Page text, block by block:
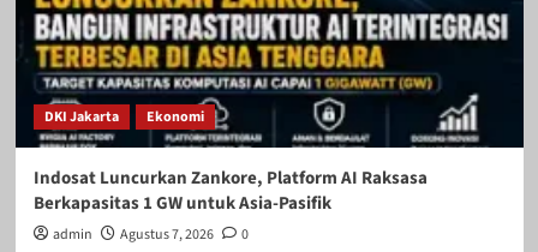
DKI Jakarta Ekonomi
Indosat Luncurkan Zankore, Platform AI Raksasa
Berkapasitas 1 GW untuk Asia-Pasifik
admin Agustus 7, 2026 0